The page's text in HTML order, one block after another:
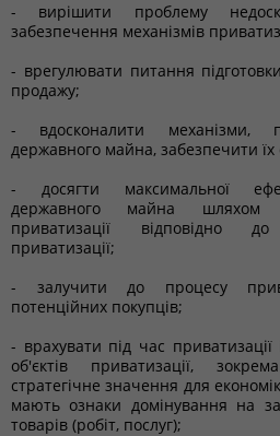
- вирішити проблему
забезпечення механізмів
- врегулювати питання
продажу;
- вдосконалити механізми,
державного майна, забезпечити
- досягти максимальної
державного майна шляхом
приватизації відповідно до
приватизації;
- залучити до процесу
потенційних покупців;
- врахувати під час приватизації
об'єктів приватизації,
стратегічне значення для
мають ознаки домінування на
товарів (робіт, послуг);